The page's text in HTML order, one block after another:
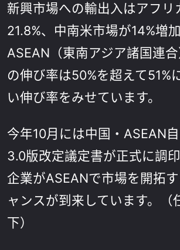
新興市場への輸出入はアフリ
21.8%、中南米市場が14%増加
ASEAN（東南アジア諸国連
の伸び率は50%を超えて51%
い伸び率をみせています。
今年10月には中国・ASEAN
3.0版改定議定書が正式に調
企業がASEANで市場を開拓
ャンスが到来しています。（
下）